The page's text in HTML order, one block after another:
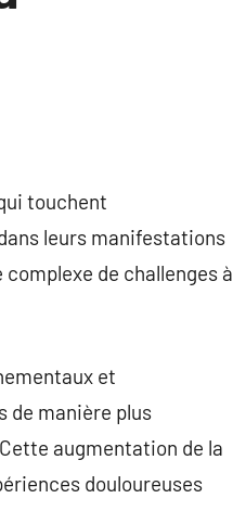
touchent
leurs manifestations
de challenges à
et
de manière plus
augmentation de la
douloureuses